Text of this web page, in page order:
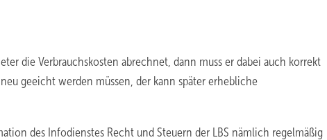
die Verbrauchskosten abrechnet, dann muss er dabei auch korrekt
geeicht werden müssen, der kann später erhebliche
des Infodienstes Recht und Steuern der LBS nämlich regelmäßig